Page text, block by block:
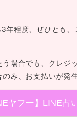
年程度、ぜひとも
場合でも、クレジ
み、お支払いが発
ヤフー】LINE占